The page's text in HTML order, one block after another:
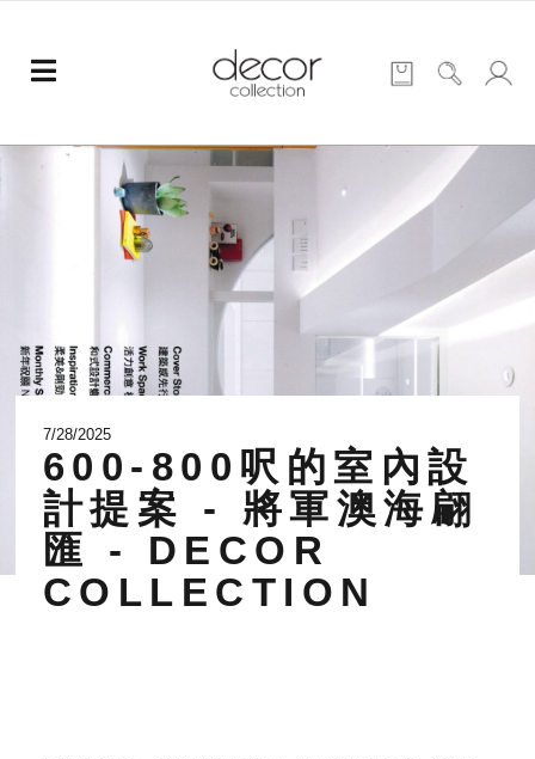
7/28/2025
600-800呎的室內設
計提案 - 將軍澳海翩
匯 - DECOR
COLLECTION